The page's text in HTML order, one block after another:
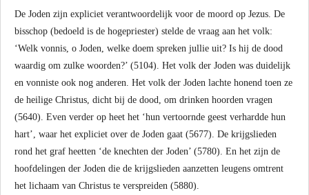
De Joden zijn expliciet verantwoordelijk voor de moord op Jezus. De
bisschop (bedoeld is de hogepriester) stelde de vraag aan het volk:
‘Welk vonnis, o Joden, welke doem spreken jullie uit? Is hij de dood
waardig om zulke woorden?’ (5104). Het volk der Joden was duidelijk
en vonniste ook nog anderen. Het volk der Joden lachte honend toen ze
de heilige Christus, dicht bij de dood, om drinken hoorden vragen
(5640). Even verder op heet het ‘hun vertoornde geest verhardde hun
hart’, waar het expliciet over de Joden gaat (5677). De krijgslieden
rond het graf heetten ‘de knechten der Joden’ (5780). En het zijn de
hoofdelingen der Joden die de krijgslieden aanzetten leugens omtrent
het lichaam van Christus te verspreiden (5880).